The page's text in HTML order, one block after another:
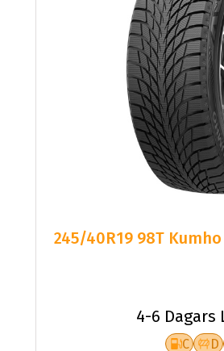
245/40R19 98T
4-6 Dagars
C D